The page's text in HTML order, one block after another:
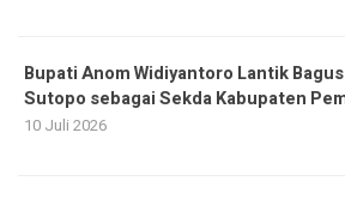
Bupati Anom Widiyantoro Lantik Bagus
Sutopo sebagai Sekda Kabupaten
10 Juli 2026